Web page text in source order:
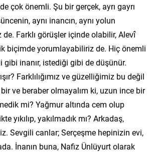
çok önemli. Şu bir gerçek, ayrı gayrı
aynı inancın, aynı yolun
de. Farklı görüşler içinde olabilir, Alevî
biçimde yorumlayabiliriz de. Hiç önemli
gibi inanır, istediği gibi de düşünür.
Farklılığımız ve güzelliğimiz bu değil
ve beraber olmayalım ki, uzun ince bir
mi? Yağmur altında cem olup
yıkılıp, yakılmadık mı? Arkadaş,
Sevgili canlar; Serçeşme hepinizin evi,
İnanın buna, Nafiz Ünlüyurt olarak